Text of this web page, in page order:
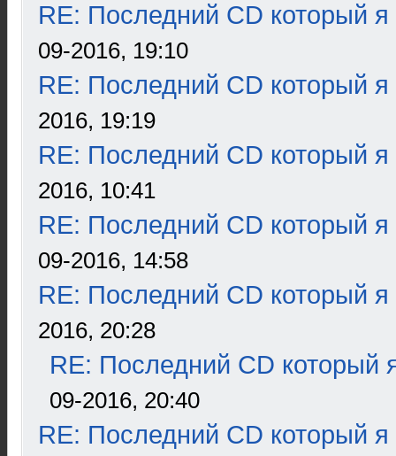
RE: Последний CD который я
09-2016, 19:10
RE: Последний CD который я
2016, 19:19
RE: Последний CD который я
2016, 10:41
RE: Последний CD который я
09-2016, 14:58
RE: Последний CD который я
2016, 20:28
RE: Последний CD который
09-2016, 20:40
RE: Последний CD который я